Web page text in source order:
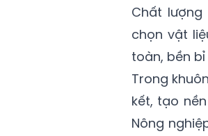
Chất
chọn vật
toàn, bền
Trong
kết, tạo
Nông